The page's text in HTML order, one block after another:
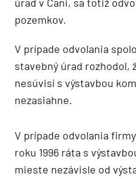
pozemkov.
V prípade odvolania
stavebný úrad rozhodol,
nesúvisí s výstavbou
nezasiahne.
V prípade odvolania
roku 1996 ráta s
mieste nezávisle od